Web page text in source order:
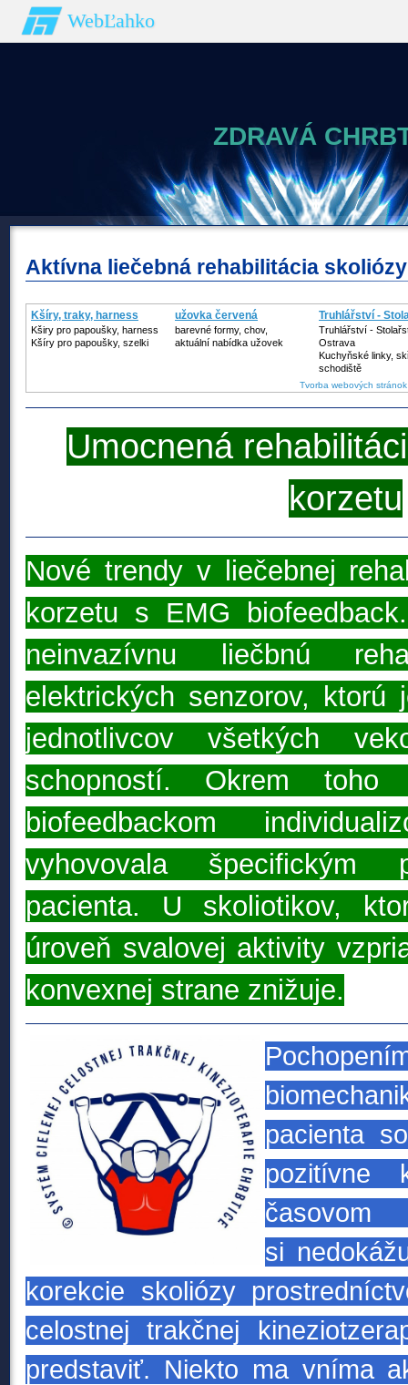
WebĽahko
ZDRAVÁ
Aktívna liečebná rehabilitácia skoliózy
Kšíry, traky, harness
Kširy pro papoušky, harness
Kšíry pro papoušky, szelki
užovka červená
barevné formy, chov,
aktuální nabídka užovek
Truhlářství -
Truhlářství -
Ostrava
Kuchyňské linky,
schodiště
Tvorba webových
Umocnená
korzetu
Nové trendy v liečebnej
korzetu s EMG
neinvazívnu liečbnú
elektrických senzorov, ktorú
jednotlivcov všetkých
schopností. Okrem
biofeedbackom
vyhovovala špecifickým
pacienta. U skoliotikov,
úroveň svalovej aktivity
konvexnej strane znižuje.
pacienta
pozitívne
si
korekcie skoliózy
celostnej trakčnej
predstaviť. Niekto ma vníma